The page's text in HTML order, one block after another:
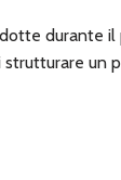
durante il
un